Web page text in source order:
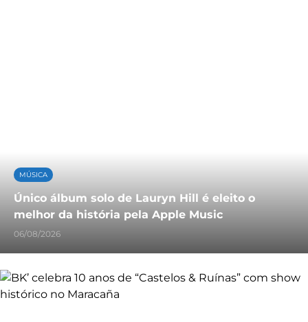
MÚSICA
Único álbum solo de Lauryn Hill é eleito o
melhor da história pela Apple Music
06/08/2026